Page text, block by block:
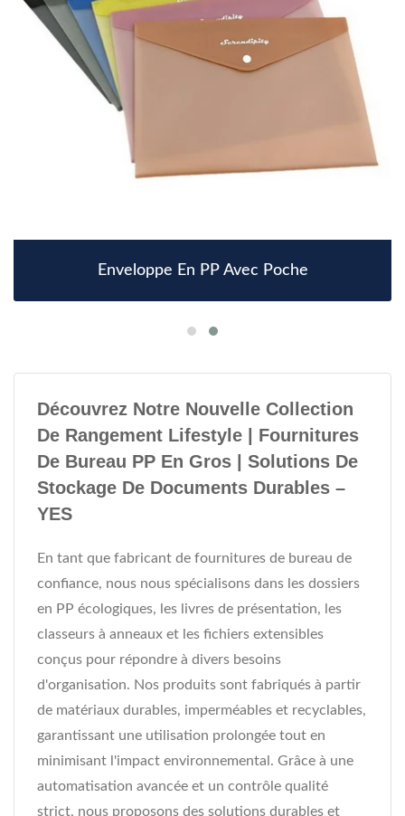
Enveloppe En PP Avec Poche
Découvrez Notre Nouvelle Collection
De Rangement Lifestyle | Fournitures
De Bureau PP En Gros | Solutions De
Stockage De Documents Durables –
YES
En tant que fabricant de fournitures de bureau de
confiance, nous nous spécialisons dans les dossiers
en PP écologiques, les livres de présentation, les
classeurs à anneaux et les fichiers extensibles
conçus pour répondre à divers besoins
d'organisation. Nos produits sont fabriqués à partir
de matériaux durables, imperméables et recyclables,
garantissant une utilisation prolongée tout en
minimisant l'impact environnemental. Grâce à une
automatisation avancée et un contrôle qualité
strict, nous proposons des solutions durables et